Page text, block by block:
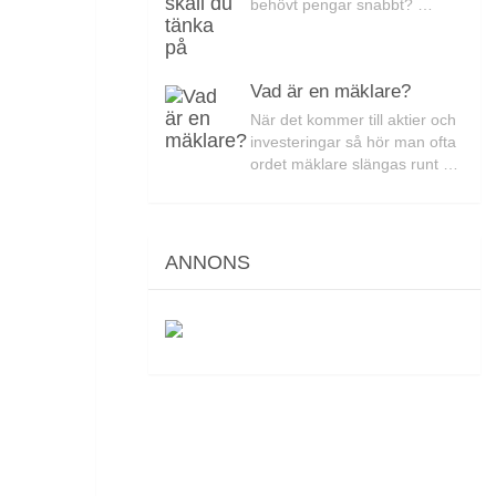
behövt pengar snabbt? …
Vad är en mäklare?
När det kommer till aktier och
investeringar så hör man ofta
ordet mäklare slängas runt …
ANNONS